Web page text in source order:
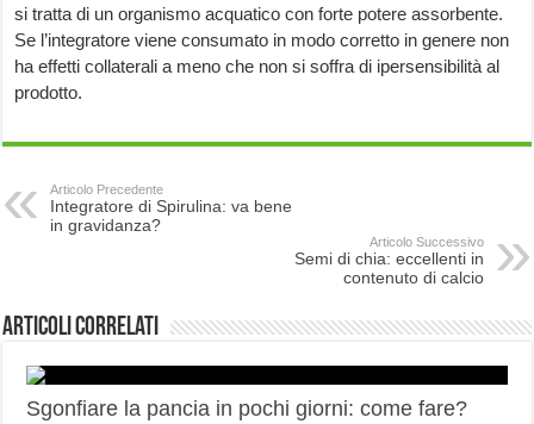
si tratta di un organismo acquatico con forte potere assorbente.
Se l’integratore viene consumato in modo corretto in genere non
ha effetti collaterali a meno che non si soffra di ipersensibilità al
prodotto.
Articolo Precedente
Integratore di Spirulina: va bene
in gravidanza?
Articolo Successivo
Semi di chia: eccellenti in
contenuto di calcio
Articoli correlati
Sgonfiare la pancia in pochi giorni: come fare?